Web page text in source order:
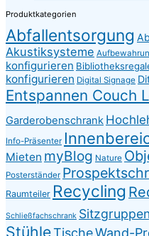
Produktkategorien
Abfallentsorgung
Akustiksysteme
konfigurieren
konfigurieren Digital Signage
Entspannen Couch
Garderobenschrank
Info-Präsenter
Mieten myBlog Nature
Posterständer
Raumteiler Recycling
Schließfachschrank Sitzgruppen
StühleTischeWand-